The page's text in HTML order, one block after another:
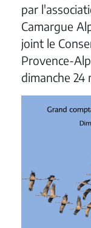
par
Camargue
joint le
Provence-
dimanche 24